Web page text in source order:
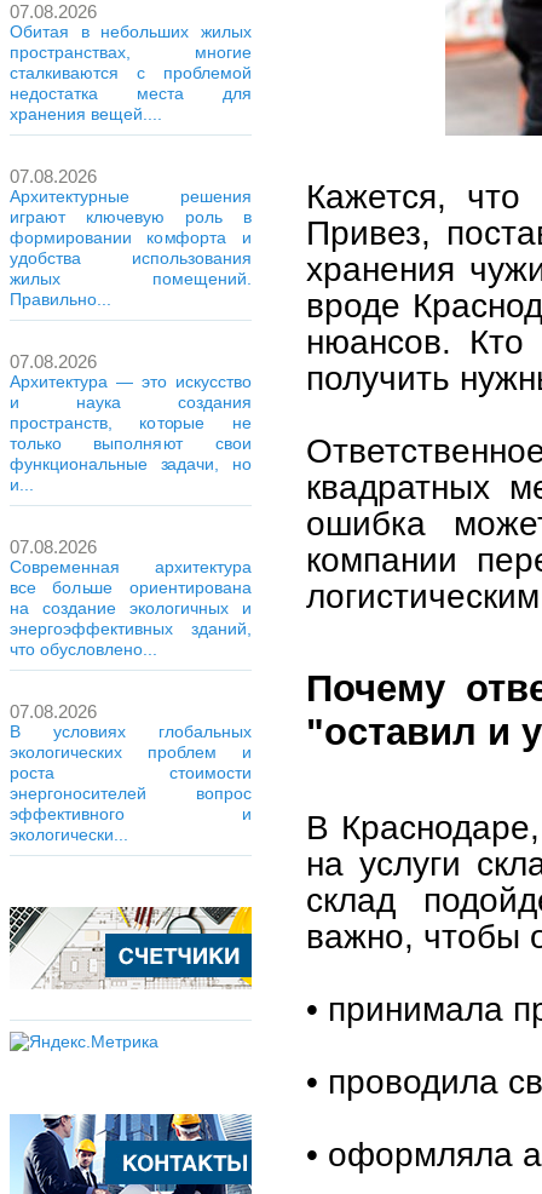
07.08.2026
Обитая в небольших жилых
пространствах, многие
сталкиваются с проблемой
недостатка места для
хранения вещей....
07.08.2026
Архитектурные решения
играют ключевую роль в
формировании комфорта и
удобства использования
жилых помещений.
Правильно...
07.08.2026
Архитектура — это искусство
и наука создания
пространств, которые не
только выполняют свои
функциональные задачи, но
и...
07.08.2026
Современная архитектура
все больше ориентирована
на создание экологичных и
энергоэффективных зданий,
что обусловлено...
07.08.2026
В условиях глобальных
экологических проблем и
роста стоимости
энергоносителей вопрос
эффективного и
экологически...
Кажется,
Привез,
хранения
вроде
нюансов. Кто
получить
квадратных
ошибка
компании
Почему
"оставил и
В
на услуги
склад
важно, чтобы
• принимала
• проводила
• оформляла